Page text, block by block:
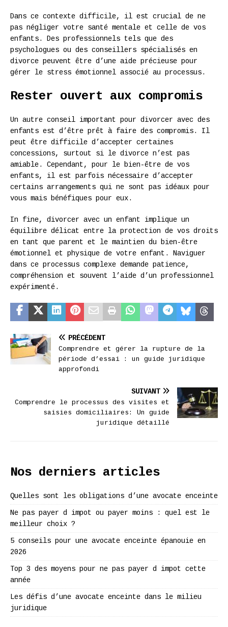
Dans ce contexte difficile, il est crucial de ne
pas négliger votre santé mentale et celle de vos
enfants. Des professionnels tels que des
psychologues ou des conseillers spécialisés en
divorce peuvent être d’une aide précieuse pour
gérer le stress émotionnel associé au processus.
Rester ouvert aux compromis
Un autre conseil important pour divorcer avec des
enfants est d’être prêt à faire des compromis. Il
peut être difficile d’accepter certaines
concessions, surtout si le divorce n’est pas
amiable. Cependant, pour le bien-être de vos
enfants, il est parfois nécessaire d’accepter
certains arrangements qui ne sont pas idéaux pour
vous mais bénéfiques pour eux.
In fine, divorcer avec un enfant implique un
équilibre délicat entre la protection de vos droits
en tant que parent et le maintien du bien-être
émotionnel et physique de votre enfant. Naviguer
dans ce processus complexe demande patience,
compréhension et souvent l’aide d’un professionnel
expérimenté.
PRÉCÉDENT
Comprendre et gérer la rupture de la
période d’essai : un guide juridique
approfondi
SUIVANT
Comprendre le processus des visites et
saisies domiciliaires: Un guide
juridique détaillé
Nos derniers articles
Quelles sont les obligations d’une avocate enceinte
Ne pas payer d impot ou payer moins : quel est le
meilleur choix ?
5 conseils pour une avocate enceinte épanouie en
2026
Top 3 des moyens pour ne pas payer d impot cette
année
Les défis d’une avocate enceinte dans le milieu
juridique